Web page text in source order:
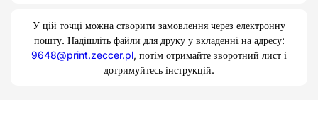
У цій точці можна створити замовлення через електронну
пошту. Надішліть файли для друку у вкладенні на адресу:
9648@print.zeccer.pl, потім отримайте зворотний лист і
дотримуйтесь інструкцій.